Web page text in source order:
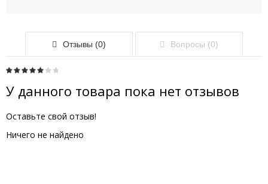
Отзывы (0) Вопросы (0)
У данного товара пока нет отзывов
Оставьте свой отзыв!
Ничего не найдено